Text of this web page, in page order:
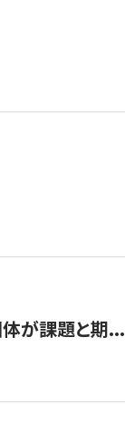
体が課題と期...